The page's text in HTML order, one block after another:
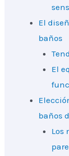
El
baños
El
baños
Los